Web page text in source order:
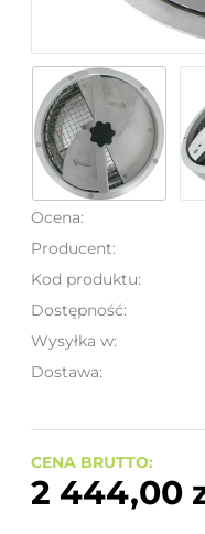
Ocena:
Producent:
Kod produktu:
Dostępność:
Wysyłka w:
Dostawa:
Cena nie zawiera
CENA BRUTTO:
2 444,00